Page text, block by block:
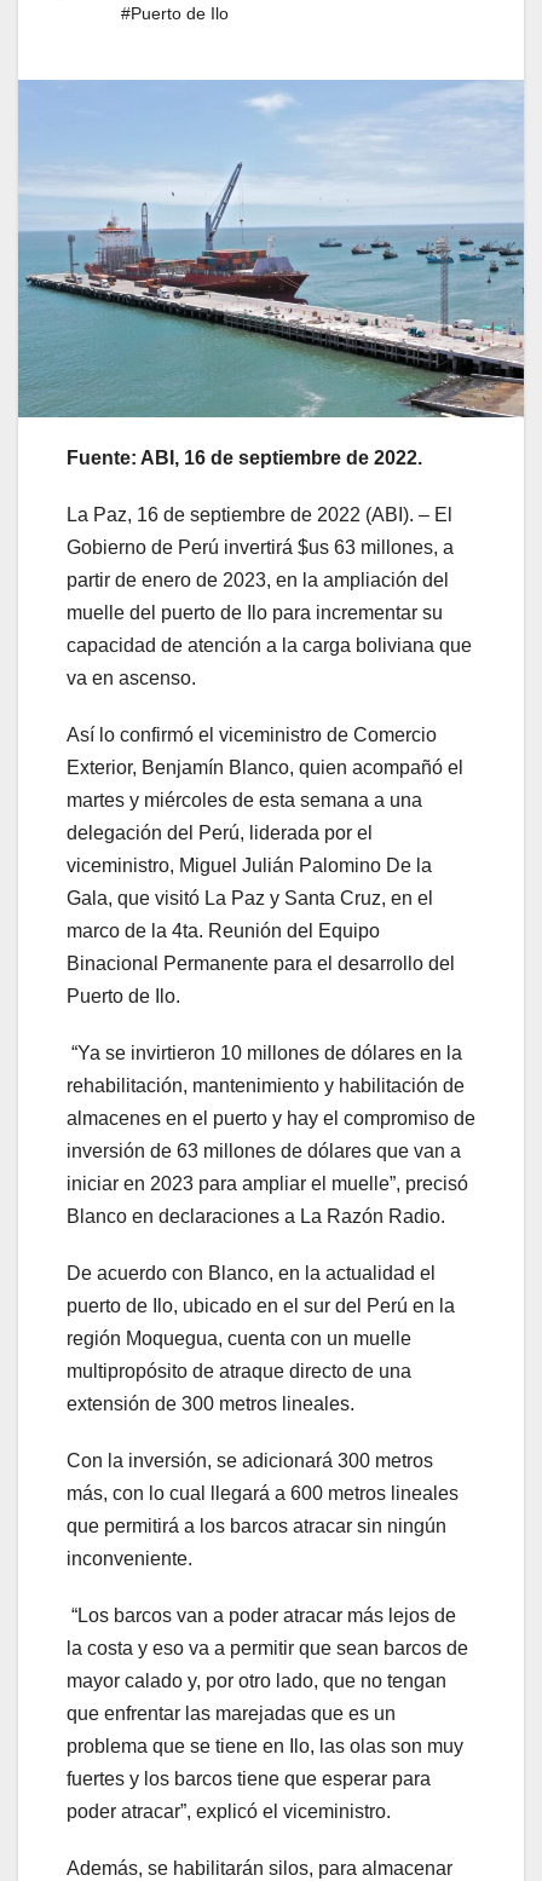
#Puerto de Ilo
Fuente: ABI, 16 de septiembre de 2022.
La Paz, 16 de septiembre de 2022 (ABI). – El
Gobierno de Perú invertirá $us 63 millones, a
partir de enero de 2023, en la ampliación del
muelle del puerto de Ilo para incrementar su
capacidad de atención a la carga boliviana que
va en ascenso.
Así lo confirmó el viceministro de Comercio
Exterior, Benjamín Blanco, quien acompañó el
martes y miércoles de esta semana a una
delegación del Perú, liderada por el
viceministro, Miguel Julián Palomino De la
Gala, que visitó La Paz y Santa Cruz, en el
marco de la 4ta. Reunión del Equipo
Binacional Permanente para el desarrollo del
Puerto de Ilo.
“Ya se invirtieron 10 millones de dólares en la
rehabilitación, mantenimiento y habilitación de
almacenes en el puerto y hay el compromiso de
inversión de 63 millones de dólares que van a
iniciar en 2023 para ampliar el muelle”, precisó
Blanco en declaraciones a La Razón Radio.
De acuerdo con Blanco, en la actualidad el
puerto de Ilo, ubicado en el sur del Perú en la
región Moquegua, cuenta con un muelle
multipropósito de atraque directo de una
extensión de 300 metros lineales.
Con la inversión, se adicionará 300 metros
más, con lo cual llegará a 600 metros lineales
que permitirá a los barcos atracar sin ningún
inconveniente.
“Los barcos van a poder atracar más lejos de
la costa y eso va a permitir que sean barcos de
mayor calado y, por otro lado, que no tengan
que enfrentar las marejadas que es un
problema que se tiene en Ilo, las olas son muy
fuertes y los barcos tiene que esperar para
poder atracar”, explicó el viceministro.
Además, se habilitarán silos, para almacenar